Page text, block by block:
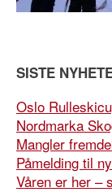
SISTE
Oslo
Nordmarka
Mangler
Påmelding til
Våren er her –